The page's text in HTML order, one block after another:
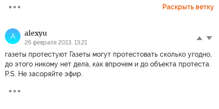
Раскрыть ветку
A alexyu
26 февраля 2013, 13:21
газеты протестуют Газеты могут протестовать сколько угодно,
до этого никому нет дела, как впрочем и до объекта протеста.
P.S. Не засоряйте эфир.